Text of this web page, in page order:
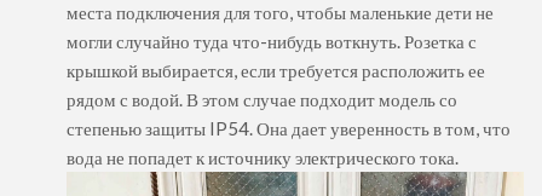
места подключения для того, чтобы маленькие дети не
могли случайно туда что-нибудь воткнуть. Розетка с
крышкой выбирается, если требуется расположить ее
рядом с водой. В этом случае подходит модель со
степенью защиты IP54. Она дает уверенность в том, что
вода не попадет к источнику электрического тока.